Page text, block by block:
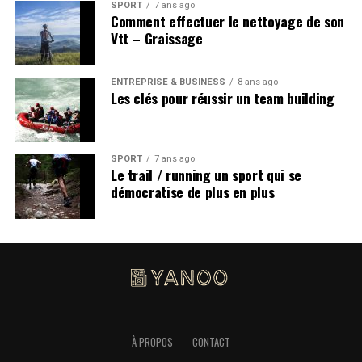
également une subvention par entreprise, d’un
montant de 60 000 euros.
SPORT 7 ans ago
Comment effectuer le nettoyage de son
Vtt – Graissage
ENTREPRISE & BUSINESS 8 ans ago
Les clés pour réussir un team building
SPORT 7 ans ago
Le trail / running un sport qui se
démocratise de plus en plus
À PROPOS CONTACT